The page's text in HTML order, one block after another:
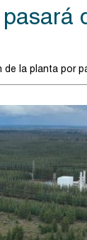
la planta por